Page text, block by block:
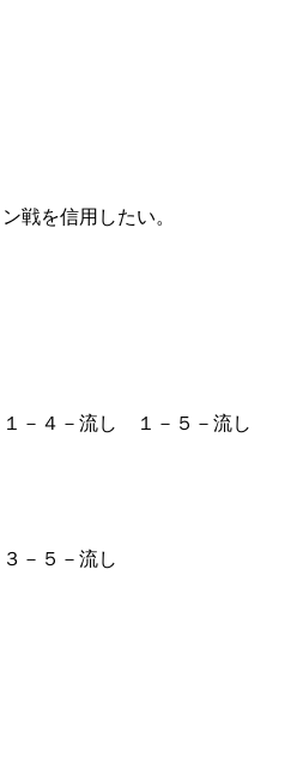
戦を信用したい。
－４－流し １－５－流し
－５－流し